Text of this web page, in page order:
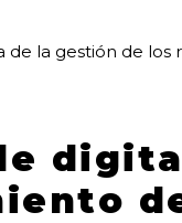
la gestión de los